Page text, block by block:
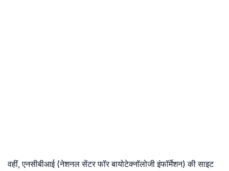
वहीं, एनसीबीआई (नेशनल सेंटर फॉर बायोटेक्नॉलोजी इंफॉर्मेशन) की साइट